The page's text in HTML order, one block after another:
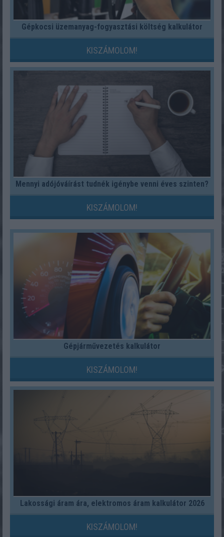
Gépkocsi üzemanyag-fogyasztási költség kalkulátor
KISZÁMOLOM!
Mennyi adójóváírást tudnék igénybe venni éves szinten?
KISZÁMOLOM!
Gépjárművezetés kalkulátor
KISZÁMOLOM!
Lakossági áram ára, elektromos áram kalkulátor 2026
KISZÁMOLOM!